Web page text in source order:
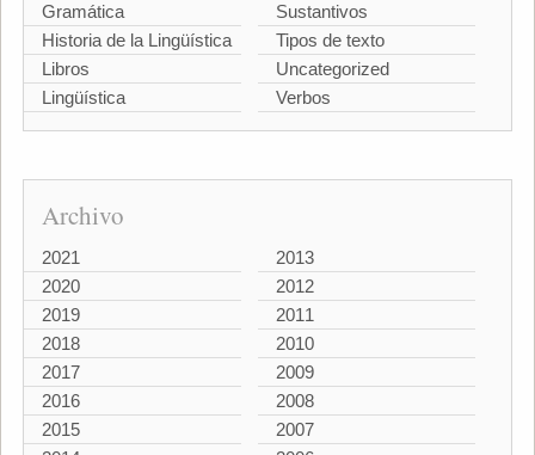
Gramática
Historia de la Lingüística
Libros
Lingüística
Sustantivos
Tipos de texto
Uncategorized
Verbos
Archivo
2021
2020
2019
2018
2017
2016
2015
2013
2012
2011
2010
2009
2008
2007